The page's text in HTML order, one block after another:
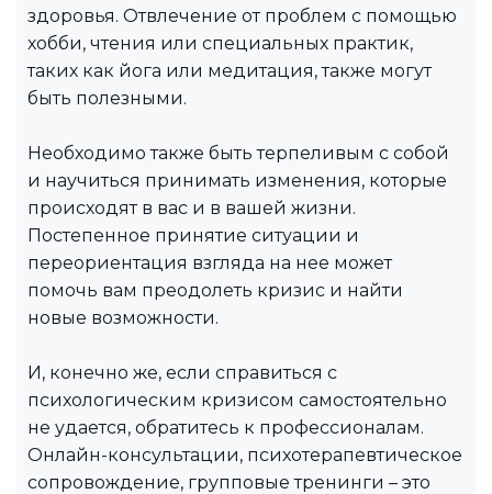
здоровья. Отвлечение от проблем с помощью
хобби, чтения или специальных практик,
таких как йога или медитация, также могут
быть полезными.
Необходимо также быть терпеливым с собой
и научиться принимать изменения, которые
происходят в вас и в вашей жизни.
Постепенное принятие ситуации и
переориентация взгляда на нее может
помочь вам преодолеть кризис и найти
новые возможности.
И, конечно же, если справиться с
психологическим кризисом самостоятельно
не удается, обратитесь к профессионалам.
Онлайн-консультации, психотерапевтическое
сопровождение, групповые тренинги – это